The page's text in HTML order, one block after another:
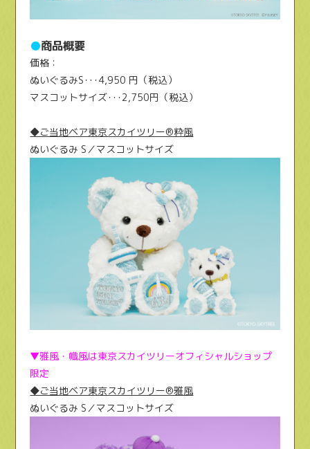
●商品概要
価格：
ぬいぐるみS･･･4,950 円（税込）
マスコットサイズ･･･2,750円（税込）
◆ご当地ベア東京スカイツリー®粋風
ぬいぐるみ S／マスコットサイズ
▼雅風・幟風は東京スカイツリーオフィシャルショップ
限定
◆ご当地ベア東京スカイツリー®雅風
ぬいぐるみ S／マスコットサイズ